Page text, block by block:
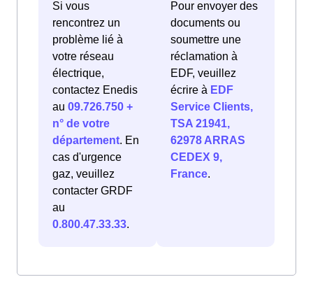
Si vous
rencontrez un
problème lié à
votre réseau
électrique,
contactez Enedis
au 09.726.750 +
n° de votre
département. En
cas d'urgence
gaz, veuillez
contacter GRDF
au
0.800.47.33.33.
Pour envoyer des
documents ou
soumettre une
réclamation à
EDF, veuillez
écrire à EDF
Service Clients,
TSA 21941,
62978 ARRAS
CEDEX 9,
France.